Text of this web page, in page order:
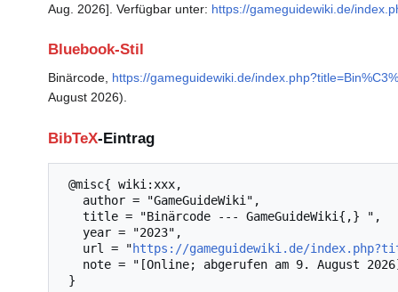
Aug. 2026]. Verfügbar unter: https://gameguidewiki.de/
Bluebook-Stil
Binärcode, https://gameguidewiki.de/
August 2026).
BibTeX-Eintrag
   url = "
https://gameguidewiki.de/